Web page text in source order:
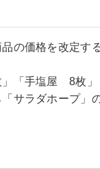
の価格を改定す
「手塩屋 8枚
サラダホープ」